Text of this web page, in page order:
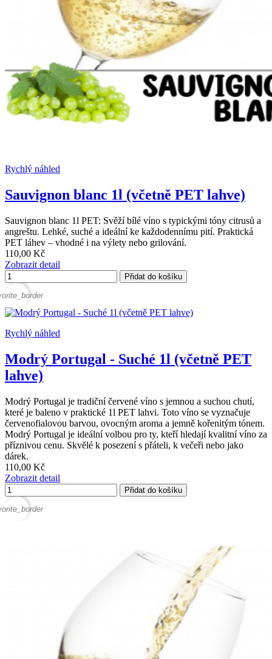
Rychlý náhled
Sauvignon blanc 1l (včetně PET lahve)
Sauvignon blanc 1l PET: Svěží bílé víno s typickými tóny citrusů a
angreštu. Lehké, suché a ideální ke každodennímu pití. Praktická
PET láhev – vhodné i na výlety nebo grilování.
110,00 Kč
Zobrazit detail
Přidat do košíku
Rychlý náhled
Modrý Portugal - Suché 1l (včetně PET
lahve)
Modrý Portugal je tradiční červené víno s jemnou a suchou chutí,
které je baleno v praktické 1l PET lahvi. Toto víno se vyznačuje
červenofialovou barvou, ovocným aroma a jemně kořenitým tónem.
Modrý Portugal je ideální volbou pro ty, kteří hledají kvalitní víno za
příznivou cenu. Skvělé k posezení s přáteli, k večeři nebo jako
dárek.
110,00 Kč
Zobrazit detail
Přidat do košíku